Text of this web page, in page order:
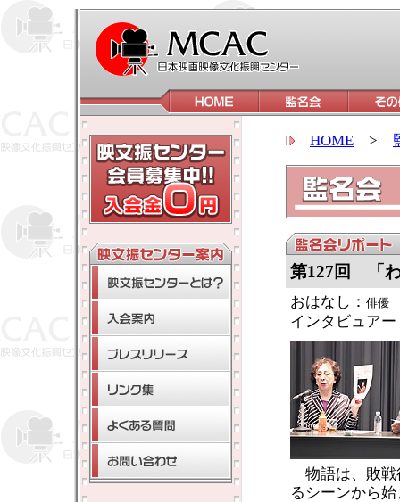
HOME >
第127回 「
おはなし： 俳優
インタビュアー
物語は、敗戦
るシーンから